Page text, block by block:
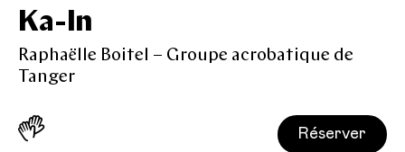
Ka-In
Raphaëlle Boitel – Groupe acrobatique de
Tanger
Réserver